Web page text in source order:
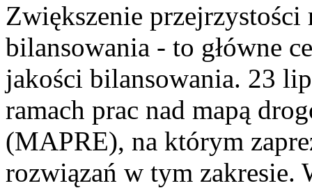
Zwiększenie
bilansowania - to główne
jakości bilansowania. 23
ramach prac nad mapą
(MAPRE), na którym
rozwiązań w tym zakresie.